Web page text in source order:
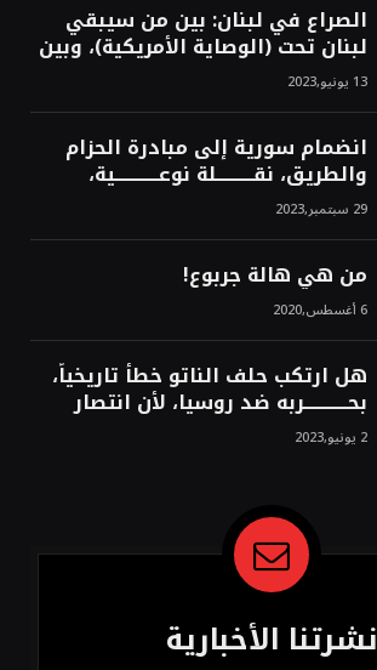
الصراع في لبنان: بين من سيبقي
لبنان تحت (الوصاية الأمريكية)، وبين
من سيخرج لبنان من النفق الغربي!
محمد محسن13 يونيو,2023
انضمام سورية إلى مبادرة الحزام
والطريق، نقــــــــــلة نوعــــــــــــية،
استراتيجية، تاريخية، نهائية، نحو
الشرق!محمد محسن29 سبتمبر,2023
من هي هالة جربوع!
6 أغسطس,2020
هل ارتكب حلف الناتو خطأً تاريخياً،
بحــــــــــــربه ضد روسيا، لأن انتصار
روسيا الحتمي، سيفتت الناتو!محمد
محسن 2 يونيو,2023
نشرتنا الأخبارية